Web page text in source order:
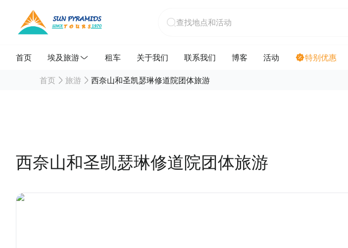
首页 埃及旅游 租车 关于我们 联系我们 博客 活动 特别优惠
首页 旅游 西奈山和圣凯瑟琳修道院团体旅游
西奈山和圣凯瑟琳修道院团体旅游